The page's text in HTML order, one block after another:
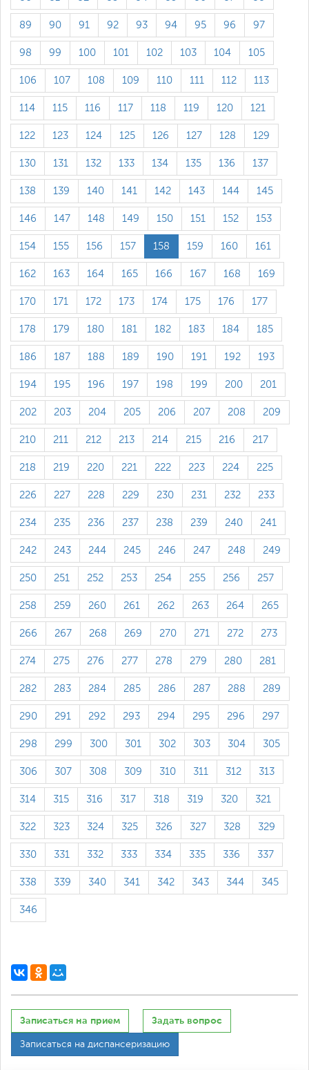
89 90 91 92 93 94 95 96 97
98 99 100 101 102 103 104 105
106 107 108 109 110 111 112 113
114 115 116 117 118 119 120 121
122 123 124 125 126 127 128 129
130 131 132 133 134 135 136 137
138 139 140 141 142 143 144 145
146 147 148 149 150 151 152 153
154 155 156 157 158 159 160 161
162 163 164 165 166 167 168 169
170 171 172 173 174 175 176 177
178 179 180 181 182 183 184 185
186 187 188 189 190 191 192 193
194 195 196 197 198 199 200 201
202 203 204 205 206 207 208 209
210 211 212 213 214 215 216 217
218 219 220 221 222 223 224 225
226 227 228 229 230 231 232 233
234 235 236 237 238 239 240 241
242 243 244 245 246 247 248 249
250 251 252 253 254 255 256 257
258 259 260 261 262 263 264 265
266 267 268 269 270 271 272 273
274 275 276 277 278 279 280 281
282 283 284 285 286 287 288 289
290 291 292 293 294 295 296 297
298 299 300 301 302 303 304 305
306 307 308 309 310 311 312 313
314 315 316 317 318 319 320 321
322 323 324 325 326 327 328 329
330 331 332 333 334 335 336 337
338 339 340 341 342 343 344 345
346
Записаться на прием Задать вопрос
Записаться на диспансеризацию